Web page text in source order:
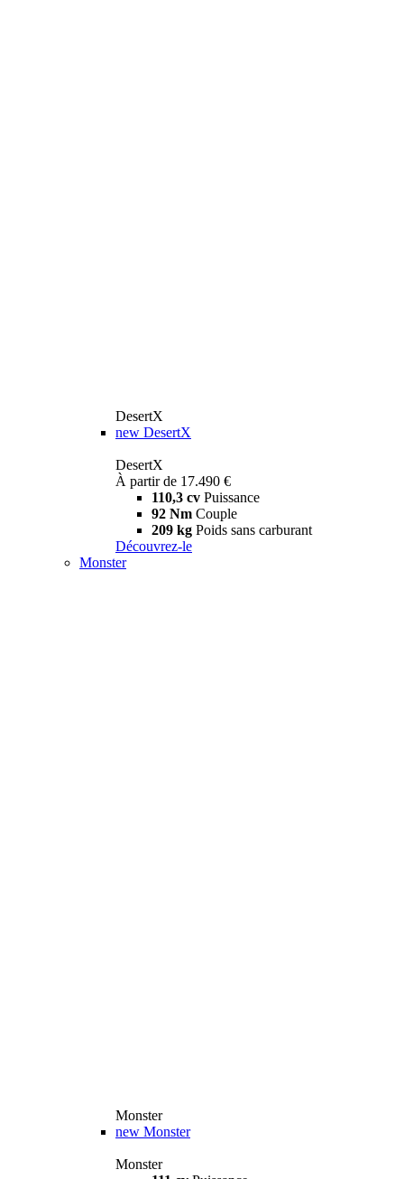
DesertX
new DesertX
DesertX
À partir de 17.490 €
110,3 cv Puissance
92 Nm Couple
209 kg Poids sans carburant
Découvrez-le
Monster
Monster
new Monster
Monster